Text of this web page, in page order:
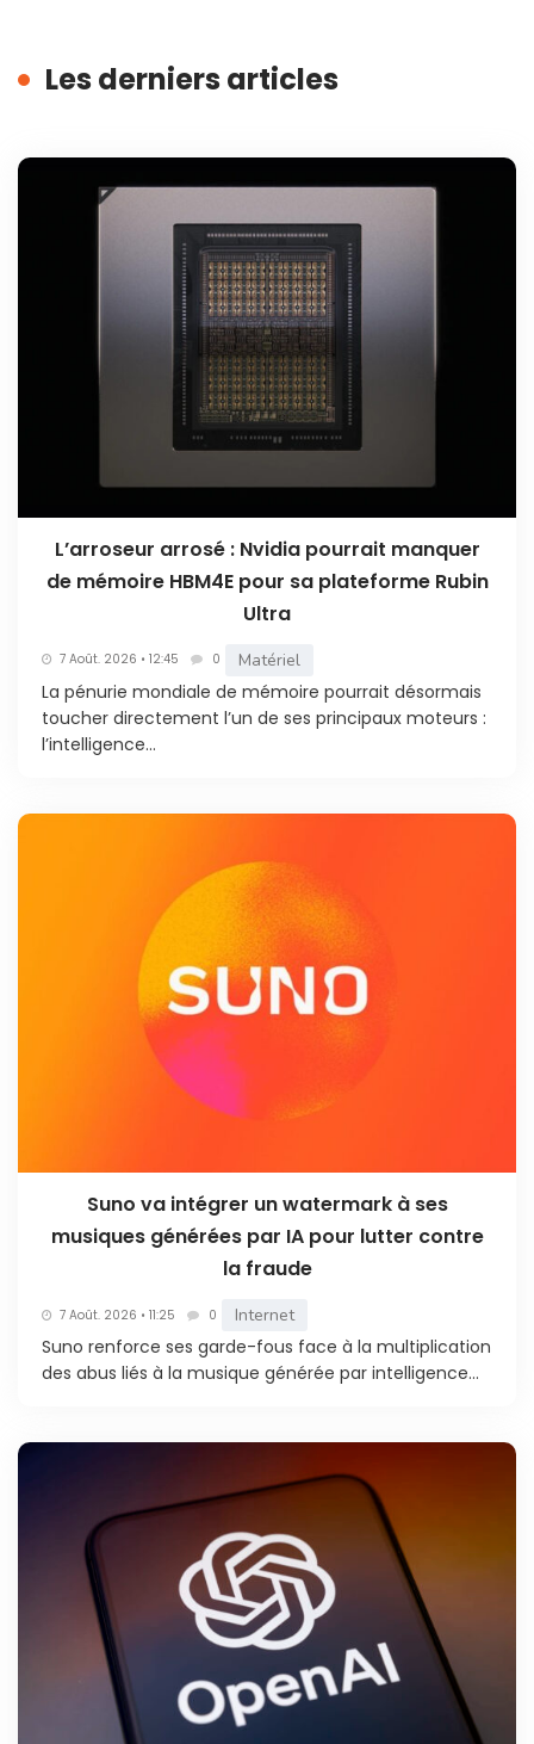
Les derniers articles
L’arroseur arrosé : Nvidia pourrait manquer
de mémoire HBM4E pour sa plateforme Rubin
Ultra
7 Août. 2026 • 12:45 0 Matériel
La pénurie mondiale de mémoire pourrait désormais
toucher directement l’un de ses principaux moteurs :
l’intelligence...
Suno va intégrer un watermark à ses
musiques générées par IA pour lutter contre
la fraude
7 Août. 2026 • 11:25 0 Internet
Suno renforce ses garde-fous face à la multiplication
des abus liés à la musique générée par intelligence...